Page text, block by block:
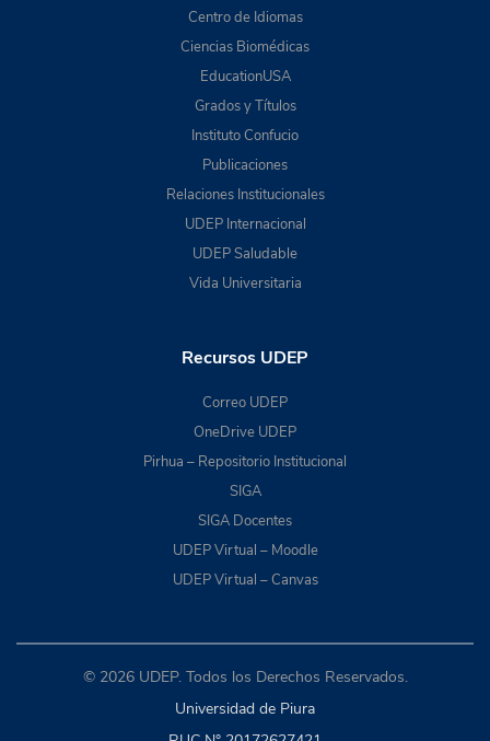
Centro de Idiomas
Ciencias Biomédicas
EducationUSA
Grados y Títulos
Instituto Confucio
Publicaciones
Relaciones Institucionales
UDEP Internacional
UDEP Saludable
Vida Universitaria
Recursos UDEP
Correo UDEP
OneDrive UDEP
Pirhua – Repositorio Institucional
SIGA
SIGA Docentes
UDEP Virtual – Moodle
UDEP Virtual – Canvas
© 2026 UDEP. Todos los Derechos Reservados.
Universidad de Piura